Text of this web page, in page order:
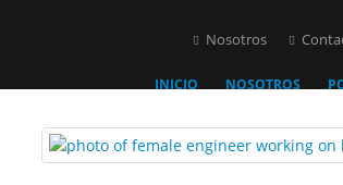
Nosotros
INICIO NOSOTROS